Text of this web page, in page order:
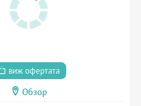
виж офертата
Обзор